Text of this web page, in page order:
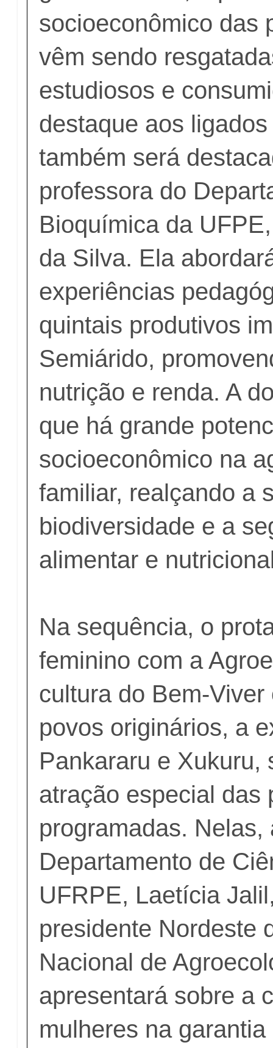
socioeconômico das
vêm sendo
estudiosos e
destaque aos
também será
professora do
Bioquímica da
da Silva. Ela
experiências
quintais produtivos
Semiárido,
nutrição e renda. A
que há grande
socioeconômico na
familiar, realçando a
biodiversidade e a
alimentar e
Na sequência, o
feminino com a
cultura do Bem-Viver
povos originários, a
Pankararu e Xukuru,
atração especial das
programadas. Nelas,
Departamento de
UFRPE, Laetícia
presidente Nordeste
Nacional de
apresentará sobre a
mulheres na